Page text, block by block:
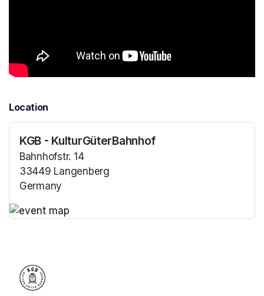
Location
KGB - KulturGüterBahnhof
Bahnhofstr. 14
33449 Langenberg
Germany